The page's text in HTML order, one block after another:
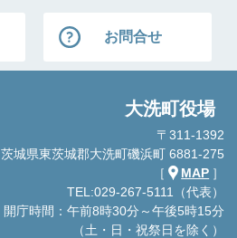
お問合せ
大洗町役場
〒311-1392
茨城県東茨城郡大洗町磯浜町 6881-275
［
MAP ］
TEL:029-267-5111（代表）
開庁時間：午前8時30分～午後5時15分
（土・日・祝祭日を除く）